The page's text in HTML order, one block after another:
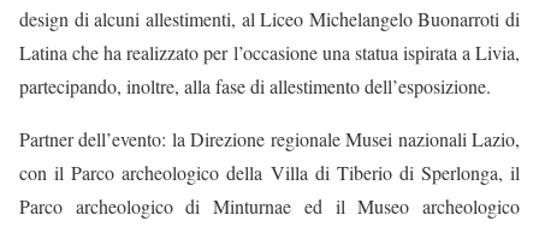
design di alcuni allestimenti, al Liceo Michelangelo Buonarroti di
Latina che ha realizzato per l’occasione una statua ispirata a Livia,
partecipando, inoltre, alla fase di allestimento dell’esposizione.
Partner dell’evento: la Direzione regionale Musei nazionali Lazio,
con il Parco archeologico della Villa di Tiberio di Sperlonga, il
Parco archeologico di Minturnae ed il Museo archeologico